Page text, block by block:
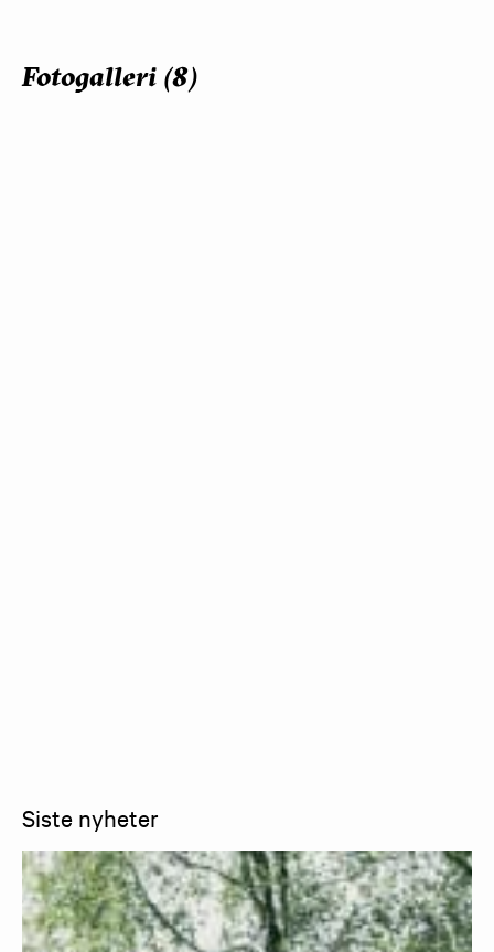
Fotogalleri (8)
Siste nyheter